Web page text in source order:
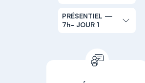
PRÉSENTIEL —
7h- JOUR 1